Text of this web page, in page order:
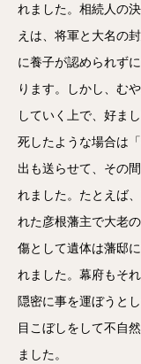
れました。相続人の
えは、将軍と大名の
に養子が認められず
ります。しかし、む
していく上で、好ま
死したような場合は
出も送らせて、その
れました。たとえば
れた彦根藩主で大老
傷として遺体は藩邸
れました。幕府もそ
隠密に事を運ぼうと
目こぼしをして不自
ました。